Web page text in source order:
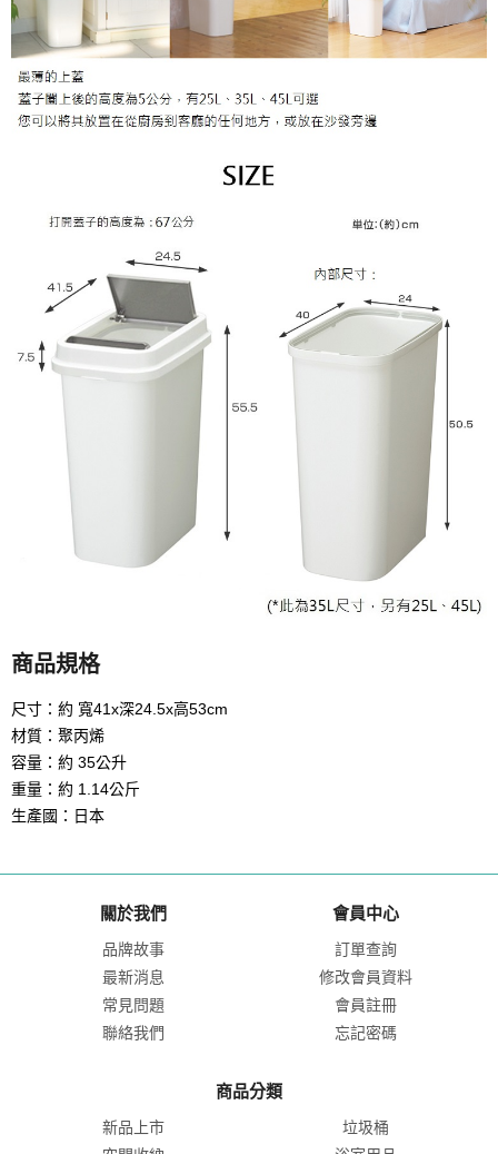
商品規格
尺寸：約 寬41x深24.5x高53cm
材質：聚丙烯
容量：約 35公升
重量：約 1.14公斤
生產國：日本
關於我們
品牌故事
最新消息
常見問題
聯絡我們
會員中心
訂單查詢
修改會員資料
會員註冊
忘記密碼
商品分類
新品上市
垃圾桶